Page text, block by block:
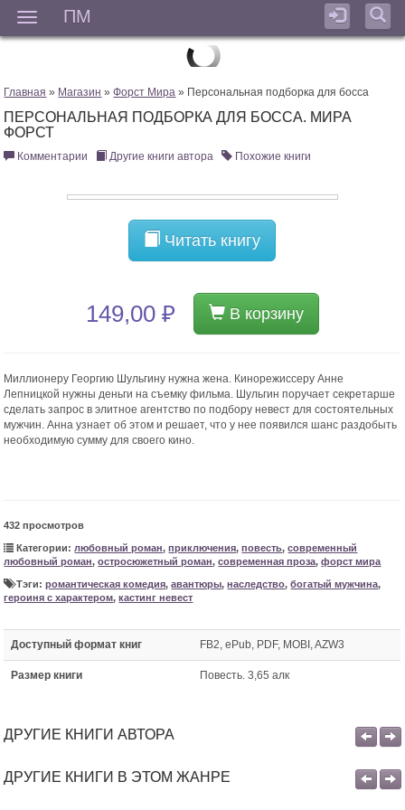
ПМ
Главная » Магазин »Форст Мира » Персональная подборка для босса
ПЕРСОНАЛЬНАЯ ПОДБОРКА ДЛЯ БОССА. МИРА
ФОРСТ
Комментарии Другие книги автора Похожие книги
Читать книгу
149,00 ₽ В корзину
Миллионеру Георгию Шульгину нужна жена. Кинорежиссеру Анне
Лепницкой нужны деньги на съемку фильма. Шульгин поручает секретарше
сделать запрос в элитное агентство по подбору невест для состоятельных
мужчин. Анна узнает об этом и решает, что у нее появился шанс раздобыть
необходимую сумму для своего кино.
432 просмотров
Категории: любовный роман,приключения,повесть,современный
любовный роман,остросюжетный роман,современная проза,форст мира
Тэги:романтическая комедия,авантюры,наследство,богатый мужчина,
героиня с характером,кастинг невест
Доступный формат книг FB2, ePub, PDF, MOBI, AZW3
Размер книги Повесть. 3,65 алк
ДРУГИЕ КНИГИ АВТОРА
ДРУГИЕ КНИГИ В ЭТОМ ЖАНРЕ